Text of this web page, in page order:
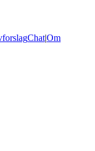
forslagChat|Om